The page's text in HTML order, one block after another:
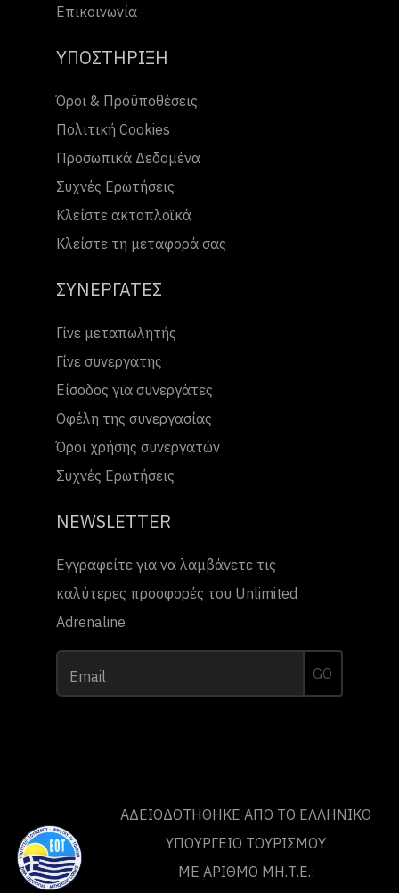
Επικοινωνία
ΥΠΟΣΤΗΡΙΞΗ
Όροι & Προϋποθέσεις
Πολιτική Cookies
Προσωπικά Δεδομένα
Συχνές Ερωτήσεις
Κλείστε ακτοπλοϊκά
Κλείστε τη μεταφορά σας
ΣΥΝΕΡΓΑΤΕΣ
Γίνε μεταπωλητής
Γίνε συνεργάτης
Είσοδος για συνεργάτες
Οφέλη της συνεργασίας
Όροι χρήσης συνεργατών
Συχνές Ερωτήσεις
NEWSLETTER
Εγγραφείτε για να λαμβάνετε τις
καλύτερες προσφορές του Unlimited
Adrenaline
Email GO
ΑΔΕΙΟΔΟΤΗΘΗΚΕ ΑΠΟ ΤO ΕΛΛΗΝΙΚΟ
ΥΠΟΥΡΓΕΙΟ ΤΟΥΡΙΣΜΟΥ
ΜΕ ΑΡΙΘΜΟ ΜΗ.Τ.Ε.: